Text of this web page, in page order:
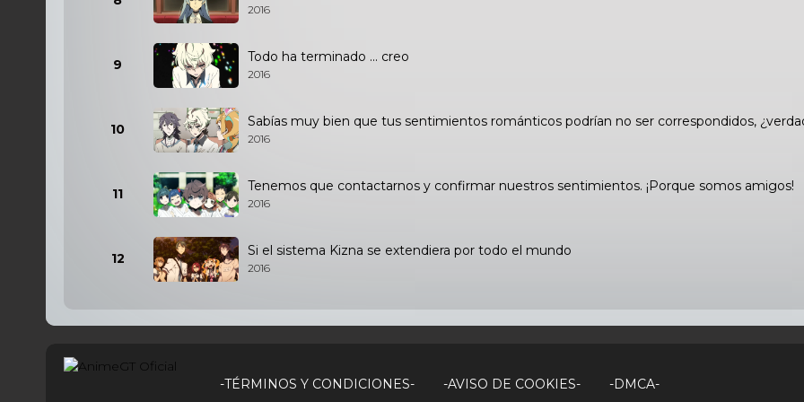
2016
9 Todo ha terminado ... creo
2016
10 Sabías muy bien que tus sentimientos románticos podrían no ser correspondidos,
2016
11 Tenemos que contactarnos y confirmar nuestros sentimientos. ¡Porque somos amigos!
2016
12 Si el sistema Kizna se extendiera por todo el mundo
2016
-TÉRMINOS Y CONDICIONES- -AVISO DE COOKIES- -DMCA-